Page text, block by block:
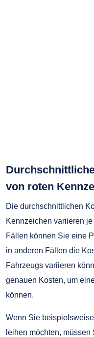
von roten
Die durchschnittlichen
Kennzeichen variieren
Fällen können Sie eine
in anderen Fällen die
Fahrzeugs variieren
genauen Kosten, um
können.
Wenn Sie
leihen möchten,